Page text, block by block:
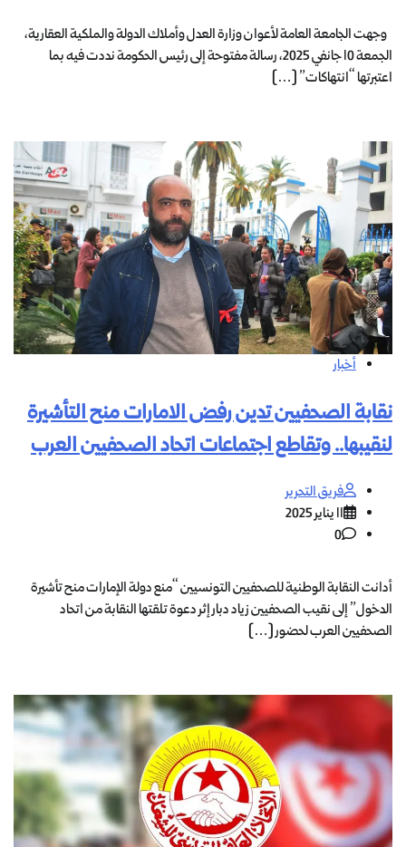
وجهت الجامعة العامة لأعوان وزارة العدل وأملاك الدولة والملكية العقارية،
الجمعة 10 جانفي 2025، رسالة مفتوحة إلى رئيس الحكومة نددت فيه بما
اعتبرتها “انتهاكات” […]
أخبار
نقابة الصحفيين تدين رفض الامارات منح التأشيرة
لنقيبها.. وتقاطع اجتماعات اتحاد الصحفيين العرب
فريق التحرير
11 يناير 2025
0
أدانت النقابة الوطنية للصحفيين التونسيين “منع دولة الإمارات منح تأشيرة
الدخول” إلى نقيب الصحفيين زياد دبار إثر دعوة تلقتها النقابة من اتحاد
الصحفيين العرب لحضور […]